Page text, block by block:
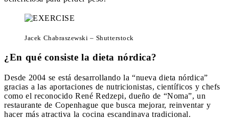
Jacek Chabraszewski – Shutterstock
¿En qué consiste la dieta nórdica?
Desde 2004 se está desarrollando la “nueva dieta nórdica”
gracias a las aportaciones de nutricionistas, científicos y chefs
como el reconocido René Redzepi, dueño de “Noma”, un
restaurante de Copenhague que busca mejorar, reinventar y
hacer más atractiva la cocina escandinava tradicional.